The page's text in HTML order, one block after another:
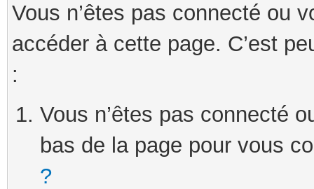
Vous n’êtes pas connecté ou
accéder à cette page. C’est
:
Vous n’êtes pas connecté
bas de la page pour vous
?